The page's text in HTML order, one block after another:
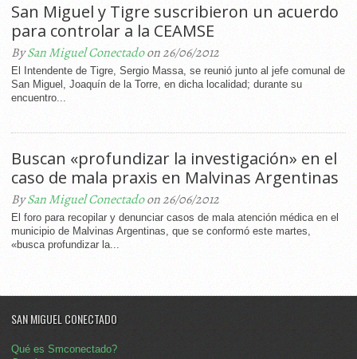
San Miguel y Tigre suscribieron un acuerdo
para controlar a la CEAMSE
BySan Miguel Conectadoon 26/06/2012
El Intendente de Tigre, Sergio Massa, se reunió junto al jefe comunal de
San Miguel, Joaquín de la Torre, en dicha localidad; durante su
encuentro...
Buscan «profundizar la investigación» en el
caso de mala praxis en Malvinas Argentinas
BySan Miguel Conectadoon 26/06/2012
El foro para recopilar y denunciar casos de mala atención médica en el
municipio de Malvinas Argentinas, que se conformó este martes,
«busca profundizar la...
SAN MIGUEL CONECTADO
Qué es Smconectado?